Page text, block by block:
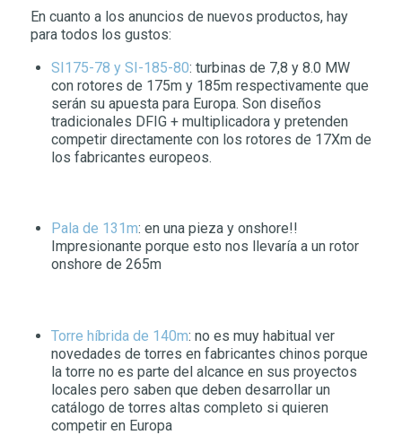
En cuanto a los anuncios de nuevos productos, hay
para todos los gustos:
SI175-78 y SI-185-80: turbinas de 7,8 y 8.0 MW
con rotores de 175m y 185m respectivamente que
serán su apuesta para Europa. Son diseños
tradicionales DFIG + multiplicadora y pretenden
competir directamente con los rotores de 17Xm de
los fabricantes europeos.
Pala de 131m: en una pieza y onshore!!
Impresionante porque esto nos llevaría a un rotor
onshore de 265m
Torre híbrida de 140m: no es muy habitual ver
novedades de torres en fabricantes chinos porque
la torre no es parte del alcance en sus proyectos
locales pero saben que deben desarrollar un
catálogo de torres altas completo si quieren
competir en Europa